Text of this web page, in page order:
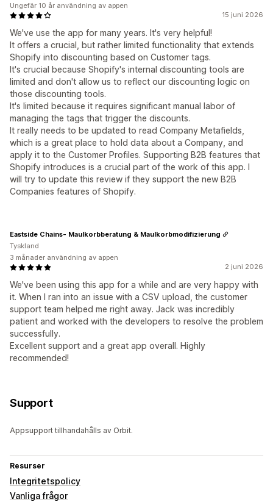
15 juni 2026
We've use the app for many years. It's very helpful!
It offers a crucial, but rather limited functionality that extends
Shopify into discounting based on Customer tags.
It's crucial because Shopify's internal discounting tools are
limited and don't allow us to reflect our discounting logic on
those discounting tools.
It's limited because it requires significant manual labor of
managing the tags that trigger the discounts.
It really needs to be updated to read Company Metafields,
which is a great place to hold data about a Company, and
apply it to the Customer Profiles. Supporting B2B features that
Shopify introduces is a crucial part of the work of this app. I
will try to update this review if they support the new B2B
Companies features of Shopify.
Ungefär 10 år användning av appen
2 juni 2026
We've been using this app for a while and are very happy with
it. When I ran into an issue with a CSV upload, the customer
support team helped me right away. Jack was incredibly
patient and worked with the developers to resolve the problem
successfully.
Excellent support and a great app overall. Highly
recommended!
Eastside Chains- Maulkorbberatung & Maulkorbmodifizierung
Tyskland
3 månader användning av appen
Support
Appsupport tillhandahålls av Orbit.
Resurser
Integritetspolicy
Vanliga frågor